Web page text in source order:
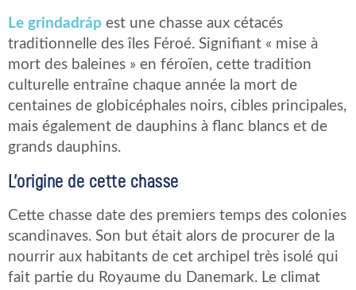
Le grindadráp est une chasse aux cétacés
traditionnelle des îles Féroé. Signifiant « mise à
mort des baleines » en féroïen, cette tradition
culturelle entraîne chaque année la mort de
centaines de globicéphales noirs, cibles principales,
mais également de dauphins à flanc blancs et de
grands dauphins.
L’origine de cette chasse
Cette chasse date des premiers temps des colonies
scandinaves. Son but était alors de procurer de la
nourrir aux habitants de cet archipel très isolé qui
fait partie du Royaume du Danemark. Le climat